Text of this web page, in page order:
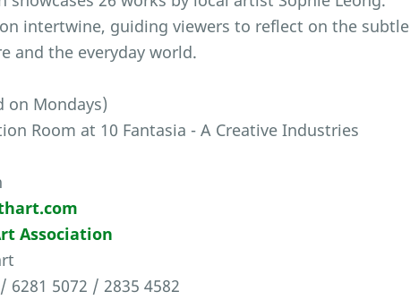
intertwine, guiding viewers to reflect on the subtle
and the everyday world.
on Mondays)
Room at 10 Fantasia - A Creative Industries
Association
6281 5072 / 2835 4582